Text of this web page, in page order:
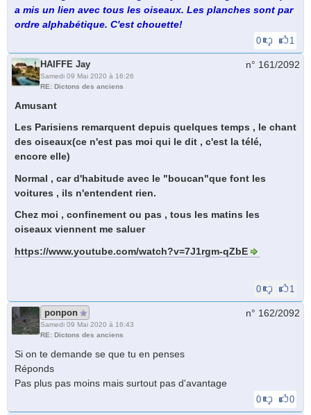
a mis un lien avec tous les oiseaux. Les planches sont par
ordre alphabétique. C'est chouette!
0 1
HAIFFE Jay
Samedi 09 Mai 2020 à 16:26
RE: Dictons des anciens
n° 161/2092
Amusant
Les Parisiens remarquent depuis quelques temps , le chant
des oiseaux(ce n'est pas moi qui le dit , c'est la télé,
encore elle)
Normal , car d'habitude avec le "boucan"que font les
voitures , ils n'entendent rien.
Chez moi , confinement ou pas , tous les matins les
oiseaux viennent me saluer
https://www.youtube.com/watch?v=7J1rgm-qZbE
0 1
ponpon
Samedi 09 Mai 2020 à 16:43
RE: Dictons des anciens
n° 162/2092
Si on te demande se que tu en penses
Réponds
Pas plus pas moins mais surtout pas d'avantage
0 0